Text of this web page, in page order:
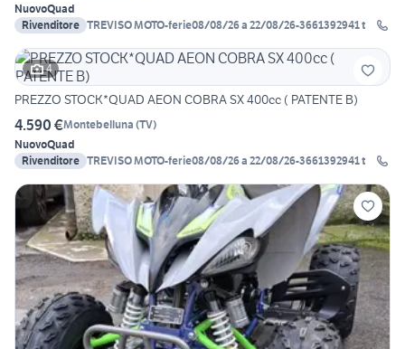
NuovoQuad
Rivenditore TREVISO MOTO-ferie08/08/26 a 22/08/26-3661392941 t
4
PREZZO STOCK*QUAD AEON COBRA SX 400cc ( PATENTE B)
4.590 €Montebelluna (TV)
NuovoQuad
Rivenditore TREVISO MOTO-ferie08/08/26 a 22/08/26-3661392941 t